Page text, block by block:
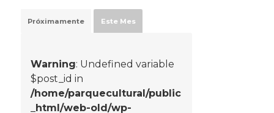
Próximamente Este Mes
Warning: Undefined variable
$post_id in
/home/parquecultural/public
_html/web-old/wp-